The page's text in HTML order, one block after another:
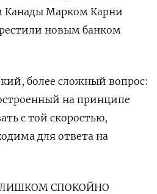
Марком Карни
новым банком
более сложный вопрос:
на принципе
с той скоростью,
для ответа на
СПОКОЙНО